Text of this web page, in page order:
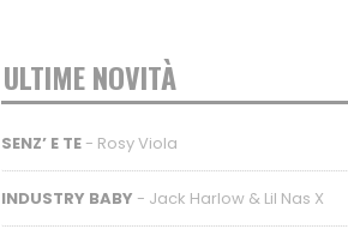
ULTIME NOVITÀ
SENZ’ E TE - Rosy Viola
INDUSTRY BABY - Jack Harlow & Lil Nas X